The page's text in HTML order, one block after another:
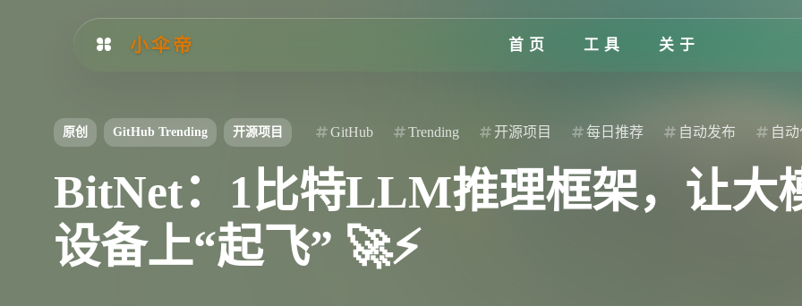
小伞帝 首页 工具 关于
原创 GitHub Trending 开源项目 GitHub Trending 开源项目 每日推荐 自动发布 自
BitNet：1比特LLM推理框架，让大
设备上“起飞” 🚀⚡